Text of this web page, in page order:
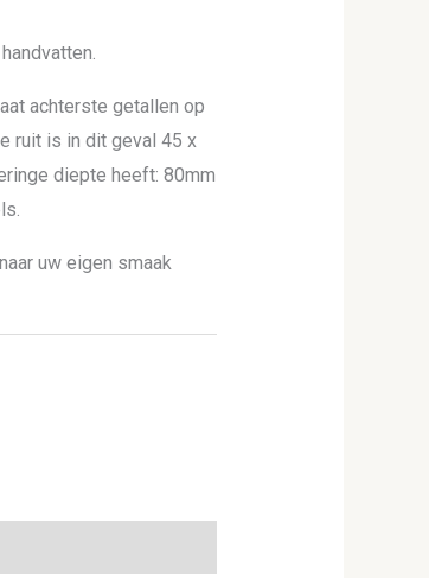
achterste getallen op
ruit is in dit geval 45 x
diepte heeft: 80mm
uw eigen smaak